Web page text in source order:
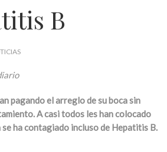
B
pagando el arreglo de su boca sin
A casi todos les han colocado
se ha contagiado incluso de Hepatitis B.